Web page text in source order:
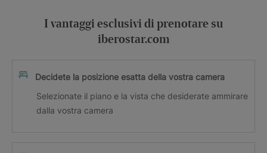
I vantaggi esclusivi di prenotare su
iberostar.com
Decidete la posizione esatta della vostra camera
Selezionate il piano e la vista che desiderate ammirare
dalla vostra camera